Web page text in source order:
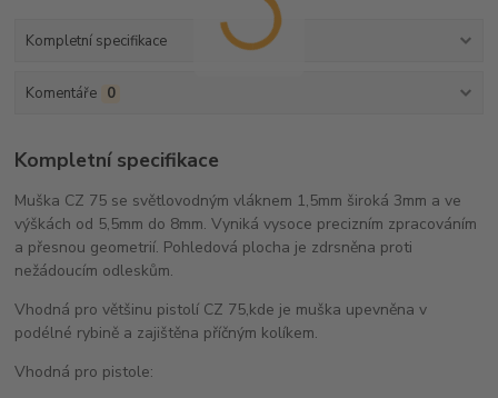
Kompletní specifikace
Komentáře 0
Kompletní specifikace
Muška CZ 75 se světlovodným vláknem 1,5mm široká 3mm a ve
výškách od 5,5mm do 8mm. Vyniká vysoce precizním zpracováním
a přesnou geometrií. Pohledová plocha je zdrsněna proti
nežádoucím odleskům.
Vhodná pro většinu pistolí CZ 75,kde je muška upevněna v
podélné rybině a zajištěna příčným kolíkem.
Vhodná pro pistole: